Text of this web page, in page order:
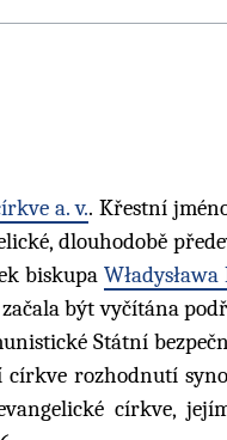
a. v.. Křestní
dlouhodobě
biskupa
být vyčítána
Státní
rozhodnutí
církve,